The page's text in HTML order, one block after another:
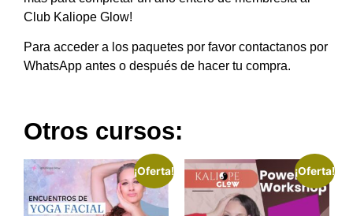
Club Kaliope Glow!
Para acceder a los paquetes por favor contactanos por
WhatsApp antes o después de hacer tu compra.
Otros cursos:
¡Oferta! ¡Oferta!